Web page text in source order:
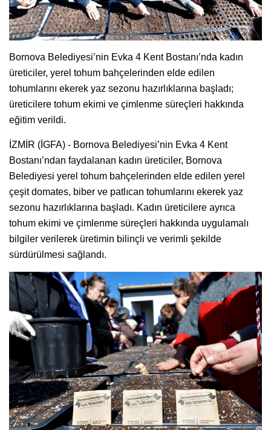
Bornova Belediyesi’nin Evka 4 Kent Bostanı’nda kadın
üreticiler, yerel tohum bahçelerinden elde edilen
tohumlarını ekerek yaz sezonu hazırlıklarına başladı;
üreticilere tohum ekimi ve çimlenme süreçleri hakkında
eğitim verildi.
İZMİR (İGFA) - Bornova Belediyesi’nin Evka 4 Kent
Bostanı’ndan faydalanan kadın üreticiler, Bornova
Belediyesi yerel tohum bahçelerinden elde edilen yerel
çeşit domates, biber ve patlıcan tohumlarını ekerek yaz
sezonu hazırlıklarına başladı. Kadın üreticilere ayrıca
tohum ekimi ve çimlenme süreçleri hakkında uygulamalı
bilgiler verilerek üretimin bilinçli ve verimli şekilde
sürdürülmesi sağlandı.